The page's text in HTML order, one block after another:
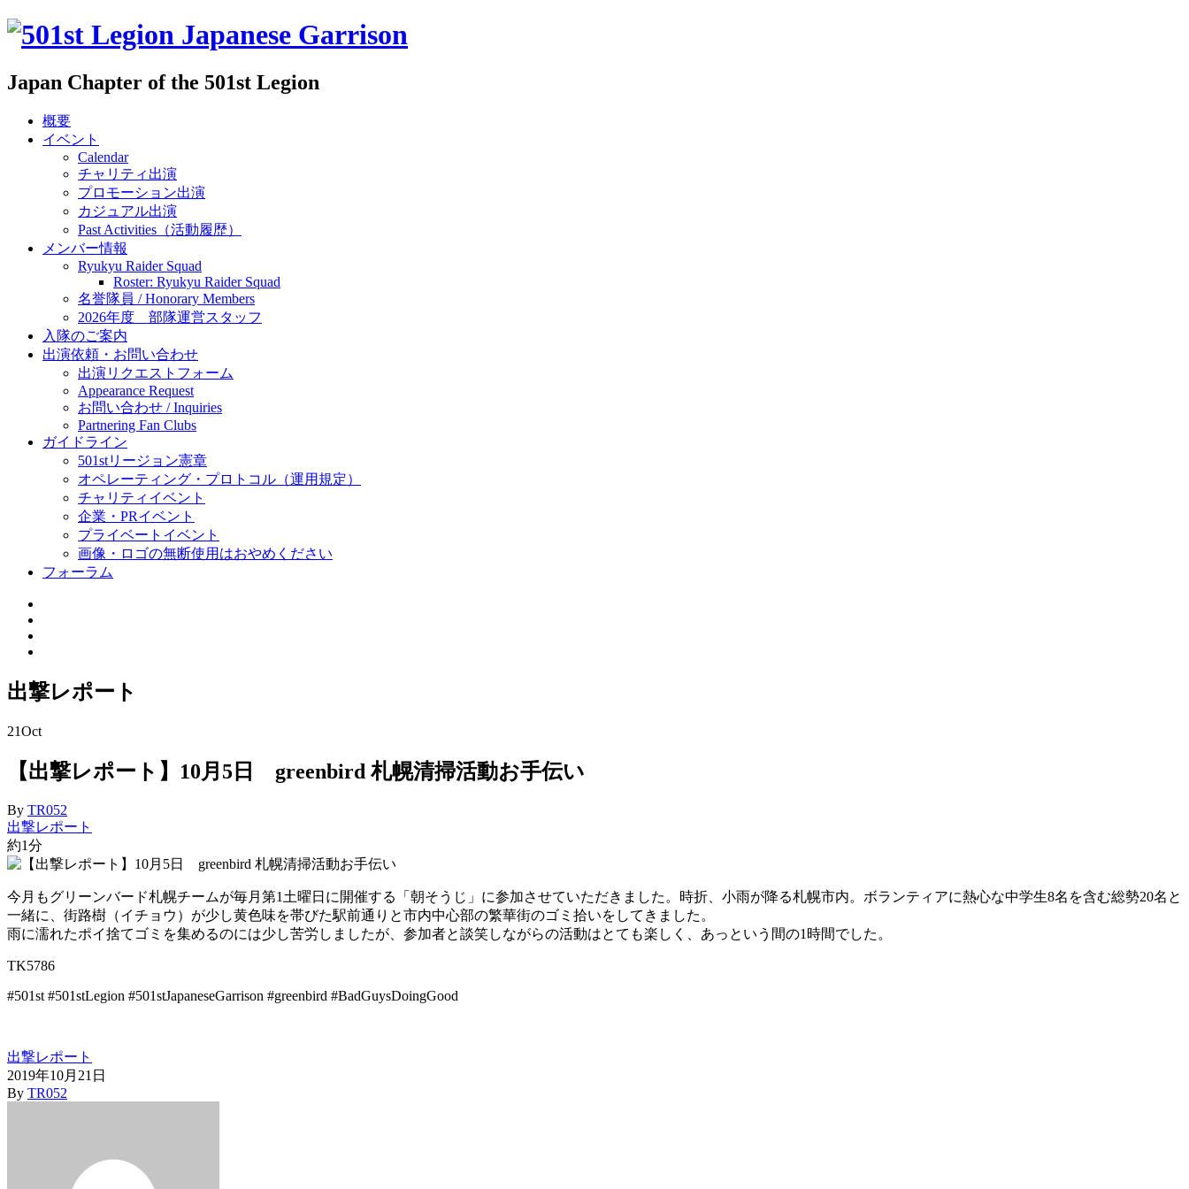
Japan Chapter of the 501st Legion
概要
イベント
Calendar
チャリティ出演
プロモーション出演
カジュアル出演
Past Activities（活動履歴）
メンバー情報
Ryukyu Raider Squad
Roster: Ryukyu Raider Squad
名誉隊員 / Honorary Members
2026年度 部隊運営スタッフ
入隊のご案内
出演依頼・お問い合わせ
出演リクエストフォーム
Appearance Request
お問い合わせ / Inquiries
Partnering Fan Clubs
ガイドライン
501stリージョン憲章
オペレーティング・プロトコル（運用規定）
チャリティイベント
企業・PRイベント
プライベートイベント
画像・ロゴの無断使用はおやめください
フォーラム
出撃レポート
21Oct
【出撃レポート】10月5日 greenbird 札幌清掃活動お手伝い
By TR052
出撃レポート
約1分
今月もグリーンバード札幌チームが毎月第1土曜日に開催する「朝そうじ」に参加させていただきました。時折、小雨が降る札幌市内。ボランティアに熱心な中学生8名を含む総勢20名と
一緒に、街路樹（イチョウ）が少し黄色味を帯びた駅前通りと市内中心部の繁華街のゴミ拾いをしてきました。
雨に濡れたポイ捨てゴミを集めるのには少し苦労しましたが、参加者と談笑しながらの活動はとても楽しく、あっという間の1時間でした。
TK5786
#501st #501stLegion #501stJapaneseGarrison #greenbird #BadGuysDoingGood
出撃レポート
2019年10月21日
By TR052